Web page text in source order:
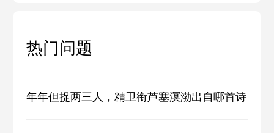
热门问题
年年但捉两三人，精卫衔芦塞溟渤出自哪首诗